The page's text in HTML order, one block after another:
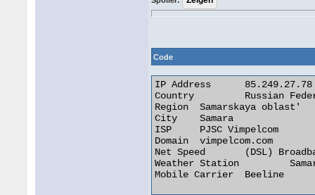
Code
IP Address 	85.249.27.78
Country 	Russian Federation [RU]
Region 	Samarskaya oblast'
City 	Samara
ISP 	PJSC Vimpelcom
Domain 	vimpelcom.com
Net Speed 	(DSL) Broadband/Cable/Fiber/Mobile
Weather Station 	Samara
Mobile Carrier 	Beeline